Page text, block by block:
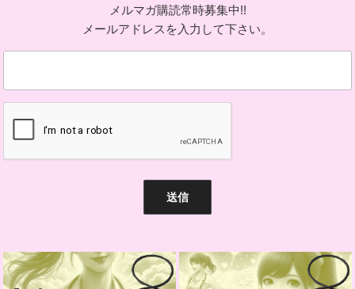
メルマガ購読常時募集中!!
メールアドレスを入力して下さい。